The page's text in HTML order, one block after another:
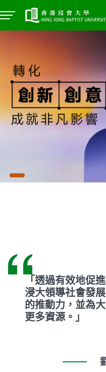
「透過有效地促
浸大領導社會發
的推動力，並為
更多資源。」